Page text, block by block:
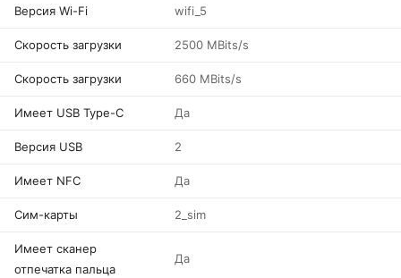
Версия Wi-Fi wifi_5
Скорость загрузки 2500 MBits/s
Скорость загрузки 660 MBits/s
Имеет USB Type-C Да
Версия USB 2
Имеет NFC Да
Сим-карты 2_sim
Имеет сканер
отпечатка пальца
Да